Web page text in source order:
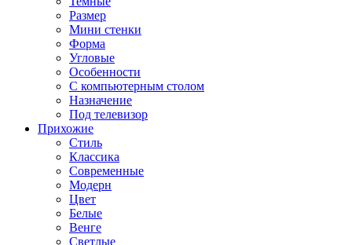
Размер
Мини стенки
Форма
Угловые
Особенности
С компьютерным столом
Назначение
Под телевизор
Прихожие
Стиль
Классика
Современные
Модерн
Цвет
Белые
Венге
Светлые